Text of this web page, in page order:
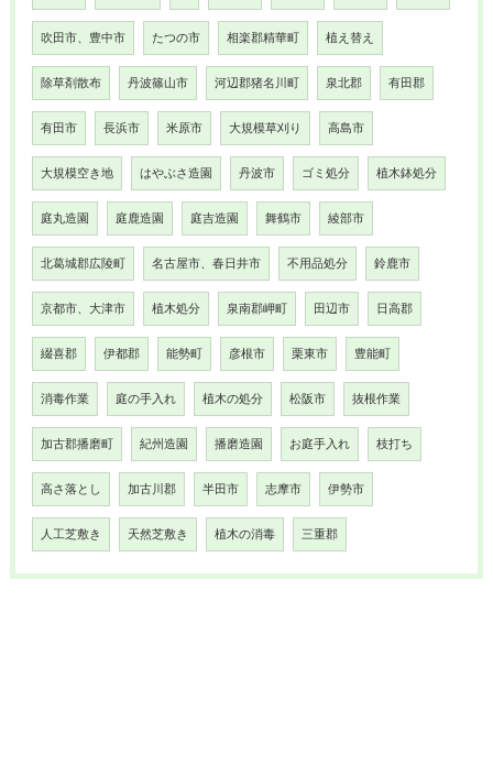
吹田市、豊中市 たつの市 相楽郡精華町 植え替え
除草剤散布 丹波篠山市 河辺郡猪名川町 泉北郡 有田郡
有田市 長浜市 米原市 大規模草刈り 高島市
大規模空き地 はやぶさ造園 丹波市 ゴミ処分 植木鉢処分
庭丸造園 庭鹿造園 庭吉造園 舞鶴市 綾部市
北葛城郡広陵町 名古屋市、春日井市 不用品処分 鈴鹿市
京都市、大津市 植木処分 泉南郡岬町 田辺市 日高郡
綴喜郡 伊都郡 能勢町 彦根市 栗東市 豊能町
消毒作業 庭の手入れ 植木の処分 松阪市 抜根作業
加古郡播磨町 紀州造園 播磨造園 お庭手入れ 枝打ち
高さ落とし 加古川郡 半田市 志摩市 伊勢市
人工芝敷き 天然芝敷き 植木の消毒 三重郡